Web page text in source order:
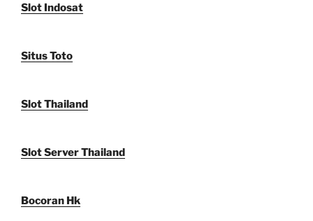
Slot Indosat
Situs Toto
Slot Thailand
Slot Server Thailand
Bocoran Hk